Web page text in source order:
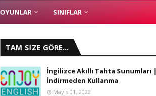
OYUNLAR SINIFLAR
TAM SIZE GÖRE...
İngilizce Akıllı Tahta Sunumları |
İndirmeden Kullanma
Mayıs 01, 2022